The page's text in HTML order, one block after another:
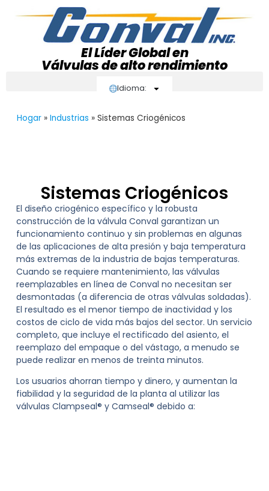
El Líder Global en
Válvulas de alto rendimiento
Idioma:
Hogar» Industrias » Sistemas Criogénicos
Sistemas Criogénicos
El diseño criogénico específico y la robusta
construcción de la válvula Conval garantizan un
funcionamiento continuo y sin problemas en algunas
de las aplicaciones de alta presión y baja temperatura
más extremas de la industria de bajas temperaturas.
Cuando se requiere mantenimiento, las válvulas
reemplazables en línea de Conval no necesitan ser
desmontadas (a diferencia de otras válvulas soldadas).
El resultado es el menor tiempo de inactividad y los
costos de ciclo de vida más bajos del sector. Un servicio
completo, que incluye el rectificado del asiento, el
reemplazo del empaque o del vástago, a menudo se
puede realizar en menos de treinta minutos.
Los usuarios ahorran tiempo y dinero, y aumentan la
fiabilidad y la seguridad de la planta al utilizar las
válvulas Clampseal® y Camseal® debido a: